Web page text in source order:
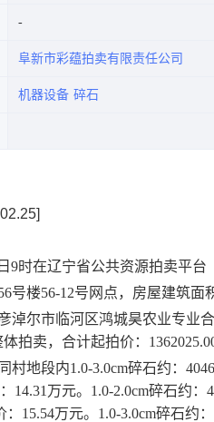
阜新市彩蕴拍卖有限责任公司
机器设备 碎石
9时在辽宁省公共资源拍卖平
号楼56-12号网点， 房屋建筑面
淖尔市临河区鸿城昊农业专业
拍卖，合计起拍价：
村地段内1.0-3.0cm碎石约：
14.31万元。1.0-2.0cm碎石约
：15.54万元。1.0-3.0cm碎石约